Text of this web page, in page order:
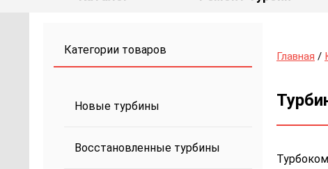
Категории товаров
Новые турбины
Восстановленные турбины
Главная /